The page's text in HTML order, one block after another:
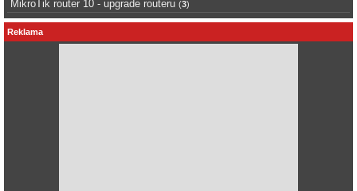
MikroTik router 10 - upgrade routeru (3)
Reklama